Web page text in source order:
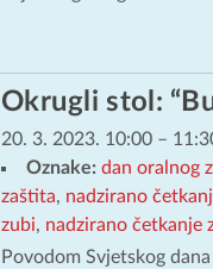
Okrugli stol:
20. 3. 2023. 10:00–
Oznake: dan oralnog
zaštita, nadzirano
zubi, nadzirano četkanje
Povodom Svjetskog